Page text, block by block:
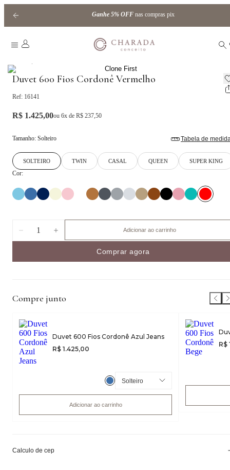
Ganhe 5% OFFnas compras pix
Duvet 600 Fios Cordonê Vermelho
Ref: 16141
R$ 1.425,00ou 6x de R$ 237,50
Tamanho: Solteiro Tabela de
SOLTEIRO TWIN CASAL QUEEN SUPER KING
Cor:
1 Adicionar ao carrinho
Comprar agora
Compre junto
Duvet 600 Fios Cordonê Azul Jeans
R$ 1.425,00
Adicionar ao carrinho
R$
Calculo de cep